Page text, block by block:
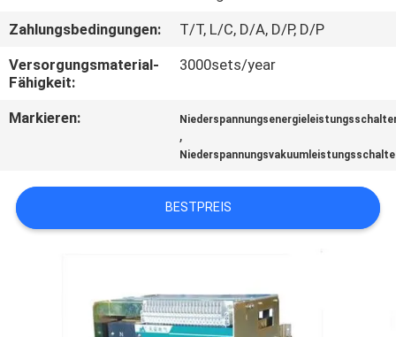
SIE
MIT
NACHRICHTEN
SIE EIN
Zahlungsbedingungen:
T/T, L/C, D/A, D/P, D/P
Versorgungsmaterial-
Fähigkeit:
3000sets/year
Markieren:
,
BESTPREIS